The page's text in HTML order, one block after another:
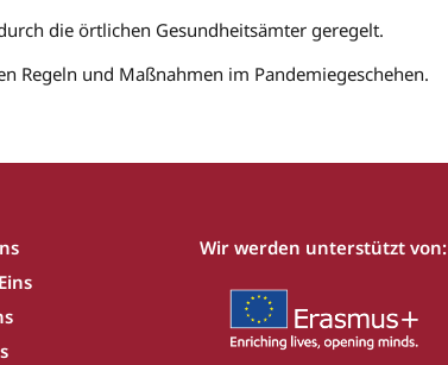
die örtlichen Gesundheitsämter geregelt.
Regeln und Maßnahmen im Pandemiegeschehen.
Wir werden unterstützt von: